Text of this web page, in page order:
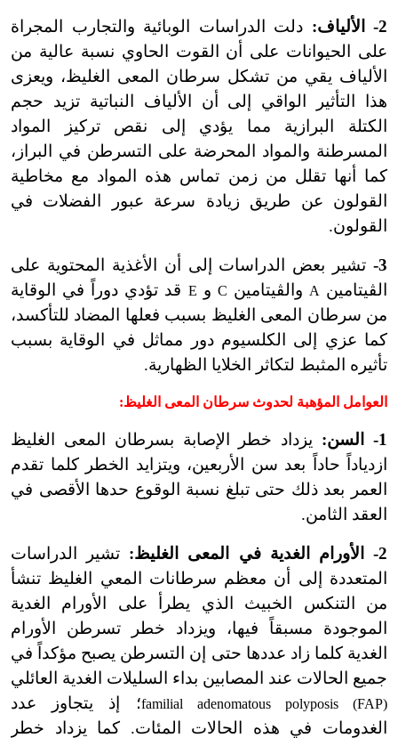
2- الألياف:
دلت الدراسات الوبائية والتجارب المجراة
على الحيوانات على أن القوت الحاوي نسبة عالية من
الألياف يقي من تشكل سرطان المعى الغليظ، ويعزى
هذا التأثير الواقي إلى أن الألياف النباتية تزيد حجم
الكتلة البرازية مما يؤدي إلى نقص تركيز المواد
المسرطنة والمواد المحرضة على التسرطن في البراز،
كما أنها تقلل من زمن تماس هذه المواد مع مخاطية
القولون عن طريق زيادة سرعة عبور الفضلات في
القولون.
3-
تشير بعض الدراسات إلى أن الأغذية المحتوية على
الڤيتامين A والڤيتامين C و E قد تؤدي دوراً في الوقاية
من سرطان المعى الغليظ بسبب فعلها المضاد للتأكسد،
كما عزي إلى الكلسيوم دور مماثل في الوقاية بسبب
تأثيره المثبط لتكاثر الخلايا الظهارية.
العوامل المؤهبة لحدوث سرطان المعى الغليظ:
1- السن:
يزداد خطر الإصابة بسرطان المعى الغليظ
ازدياداً حاداً بعد سن الأربعين، ويتزايد الخطر كلما تقدم
العمر بعد ذلك حتى تبلغ نسبة الوقوع حدها الأقصى في
العقد الثامن.
2- الأورام الغدية في المعى الغليظ:
تشير الدراسات
المتعددة إلى أن معظم سرطانات المعي الغليظ تنشأ
من التنكس الخبيث الذي يطرأ على الأورام الغدية
الموجودة مسبقاً فيها، ويزداد خطر تسرطن الأورام
الغدية كلما زاد عددها حتى إن التسرطن يصبح مؤكداً في
جميع الحالات عند المصابين بداء السليلات الغدية العائلي
familial adenomatous polyposis (FAP)؛ إذ يتجاوز عدد
الغدومات في هذه الحالات المئات. كما يزداد خطر